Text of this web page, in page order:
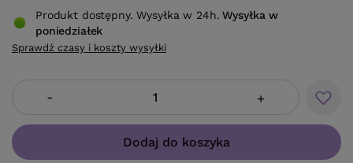
- +
Dodaj do koszyka
Produkt dostępny. Wysyłka w 24h. Wysyłkaw
poniedziałek
Sprawdź czasy i koszty wysyłki